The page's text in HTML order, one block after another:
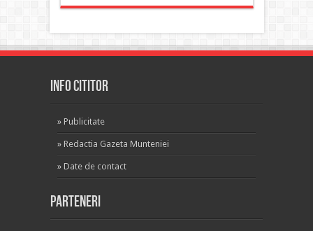
INFO CITITOR
» Publicitate
» Redactia Gazeta Munteniei
» Date de contact
Parteneri